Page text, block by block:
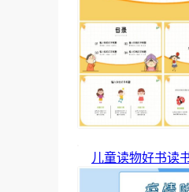
儿童读物好书读